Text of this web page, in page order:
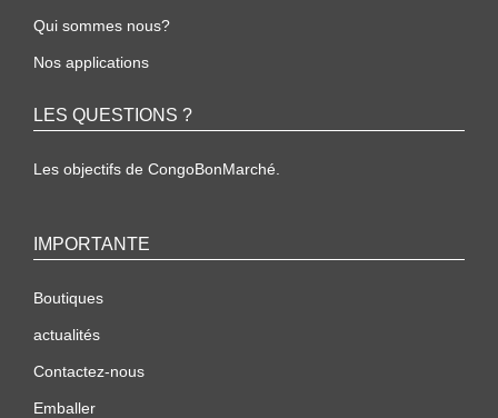
Qui sommes nous?
Nos applications
LES QUESTIONS ?
Les objectifs de CongoBonMarché.
IMPORTANTE
Boutiques
actualités
Contactez-nous
Emballer